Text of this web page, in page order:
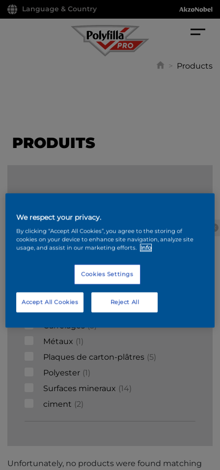
Language & Country
> Products
PRODUITS
Béton
cellulaire
Wood Béton Stucco
Acier galvanisé 1
6
Carrelages 3
Métaux 1
Plaques de carton-plâtres 5
Polyester 1
Surfaces mineraux 14
ciment
2
Unfortunately, no products were found matching
We respect your privacy.
By clicking “Accept All Cookies”, you agree to the storing of
cookies on your device to enhance site navigation, analyze site
usage, and assist in our marketing efforts.
Info
Cookies Settings
Reject All
Accept All Cookies